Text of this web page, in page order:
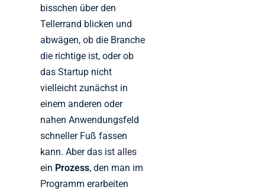
bisschen über den
Tellerrand blicken und
abwägen, ob die Branche
die richtige ist, oder ob
das Startup nicht
vielleicht zunächst in
einem anderen oder
nahen Anwendungsfeld
schneller Fuß fassen
kann. Aber das ist alles
ein Prozess, den man im
Programm erarbeiten